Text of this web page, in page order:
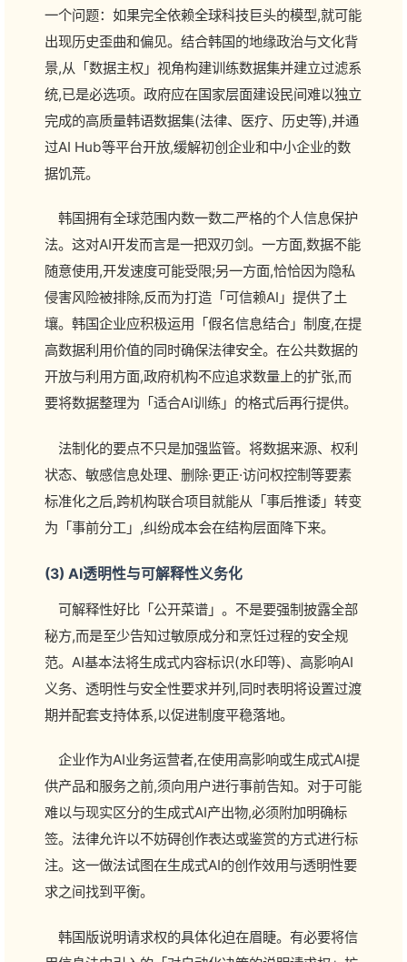
一个问题：如果完全依赖全球科技巨头的模型,就可能
出现历史歪曲和偏见。结合韩国的地缘政治与文化背
景,从「数据主权」视角构建训练数据集并建立过滤系
统,已是必选项。政府应在国家层面建设民间难以独立
完成的高质量韩语数据集(法律、医疗、历史等),并通
过AI Hub等平台开放,缓解初创企业和中小企业的数
据饥荒。
韩国拥有全球范围内数一数二严格的个人信息保护
法。这对AI开发而言是一把双刃剑。一方面,数据不能
随意使用,开发速度可能受限;另一方面,恰恰因为隐私
侵害风险被排除,反而为打造「可信赖AI」提供了土
壤。韩国企业应积极运用「假名信息结合」制度,在提
高数据利用价值的同时确保法律安全。在公共数据的
开放与利用方面,政府机构不应追求数量上的扩张,而
要将数据整理为「适合AI训练」的格式后再行提供。
法制化的要点不只是加强监管。将数据来源、权利
状态、敏感信息处理、删除·更正·访问权控制等要素
标准化之后,跨机构联合项目就能从「事后推诿」转变
为「事前分工」,纠纷成本会在结构层面降下来。
(3) AI透明性与可解释性义务化
可解释性好比「公开菜谱」。不是要强制披露全部
秘方,而是至少告知过敏原成分和烹饪过程的安全规
范。AI基本法将生成式内容标识(水印等)、高影响AI
义务、透明性与安全性要求并列,同时表明将设置过渡
期并配套支持体系,以促进制度平稳落地。
企业作为AI业务运营者,在使用高影响或生成式AI提
供产品和服务之前,须向用户进行事前告知。对于可能
难以与现实区分的生成式AI产出物,必须附加明确标
签。法律允许以不妨碍创作表达或鉴赏的方式进行标
注。这一做法试图在生成式AI的创作效用与透明性要
求之间找到平衡。
韩国版说明请求权的具体化迫在眉睫。有必要将信